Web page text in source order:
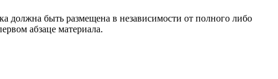
должна быть размещена в независимости от полного либо
абзаце материала.